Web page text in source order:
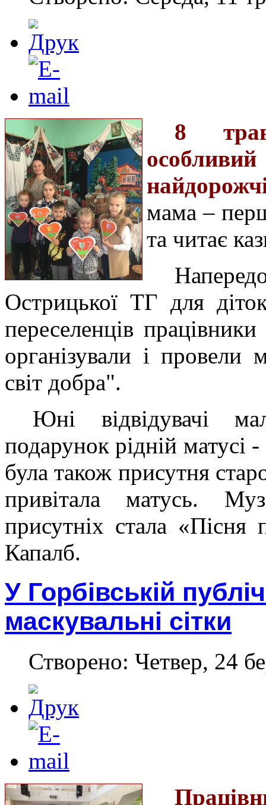
8
мама –
та читає
Острицької ТГ для
переселенців
організували і
світ добра".
Юні відвідувачі
подарунок рідній матусі
була також присутня
привітала матусь.
присутніх стала
Капалб.
У Горбівській
маскувальні сітки
Створено: Четвер, 24